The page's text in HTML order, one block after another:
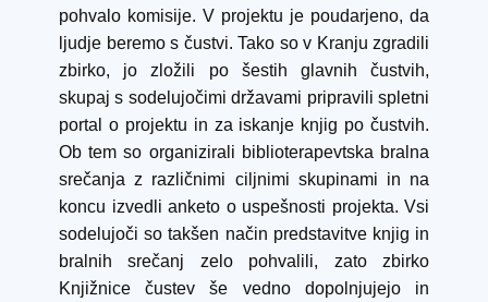
pohvalo komisije. V projektu je poudarjeno, da
ljudje beremo s čustvi. Tako so v Kranju zgradili
zbirko, jo zložili po šestih glavnih čustvih,
skupaj s sodelujočimi državami pripravili spletni
portal o projektu in za iskanje knjig po čustvih.
Ob tem so organizirali biblioterapevtska bralna
srečanja z različnimi ciljnimi skupinami in na
koncu izvedli anketo o uspešnosti projekta. Vsi
sodelujoči so takšen način predstavitve knjig in
bralnih srečanj zelo pohvalili, zato zbirko
Knjižnice čustev še vedno dopolnjujejo in